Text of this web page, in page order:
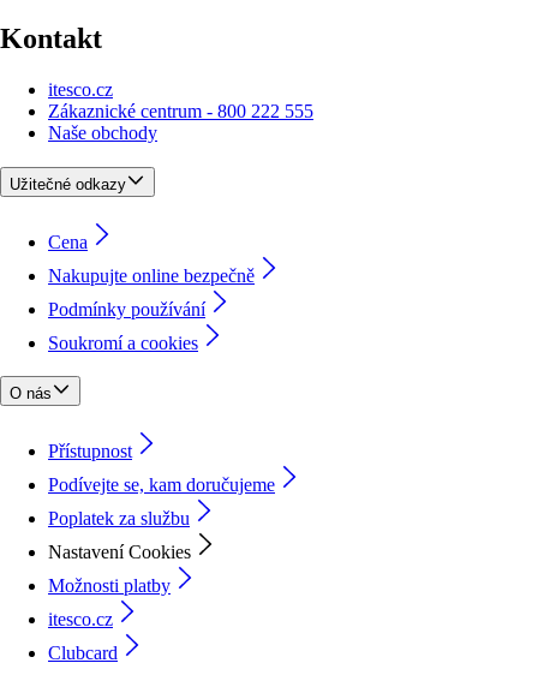
Kontakt
itesco.cz
Zákaznické centrum - 800 222 555
Naše obchody
Užitečné odkazy
Cena
Nakupujte online bezpečně
Podmínky používání
Soukromí a cookies
O nás
Přístupnost
Podívejte se, kam doručujeme
Poplatek za službu
Nastavení Cookies
Možnosti platby
itesco.cz
Clubcard